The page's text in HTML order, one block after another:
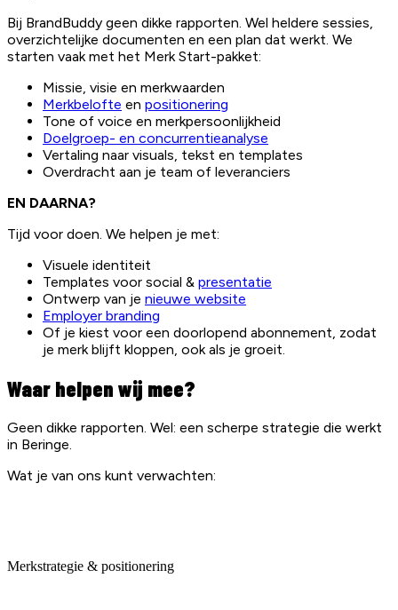
Bij BrandBuddy geen dikke rapporten. Wel heldere sessies,
overzichtelijke documenten en een plan dat werkt. We
starten vaak met het Merk Start-pakket:
Missie, visie en merkwaarden
Merkbelofte en positionering
Tone of voice en merkpersoonlijkheid
Doelgroep- en concurrentieanalyse
Vertaling naar visuals, tekst en templates
Overdracht aan je team of leveranciers
EN DAARNA?
Tijd voor doen. We helpen je met:
Visuele identiteit
Templates voor social & presentatie
Ontwerp van je nieuwe website
Employer branding
Of je kiest voor een doorlopend abonnement, zodat
je merk blijft kloppen, ook als je groeit.
Waar helpen wij mee?
Geen dikke rapporten. Wel: een scherpe strategie die werkt
in Beringe.
Wat je van ons kunt verwachten:
Merkstrategie & positionering